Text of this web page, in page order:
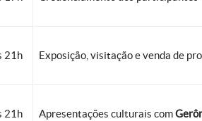
21h Exposição, visitação e venda de
21h Apresentações culturais com